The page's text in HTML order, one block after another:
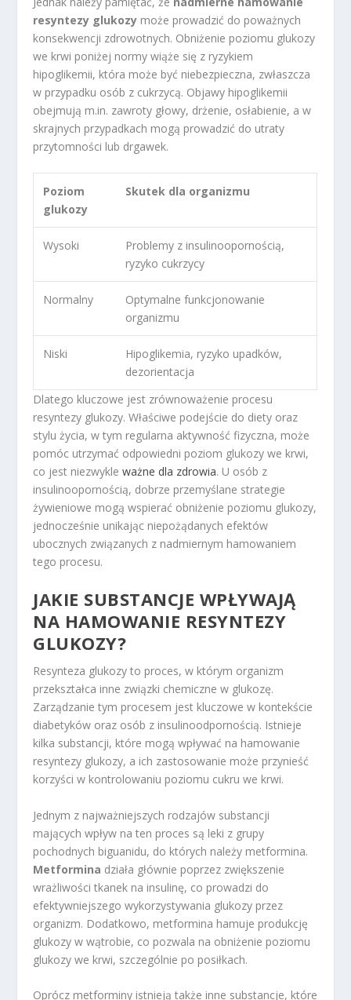
resyntezy glukozy może prowadzić do poważnych
konsekwencji zdrowotnych. Obniżenie poziomu glukozy
we krwi poniżej normy wiąże się z ryzykiem
hipoglikemii, która może być niebezpieczna, zwłaszcza
w przypadku osób z cukrzycą. Objawy hipoglikemii
obejmują m.in. zawroty głowy, drżenie, osłabienie, a w
skrajnych przypadkach mogą prowadzić do utraty
przytomności lub drgawek.
Poziom
glukozy
Skutek dla organizmu
Wysoki
Problemy z insulinoopornością,
ryzyko cukrzycy
Normalny
Optymalne funkcjonowanie
organizmu
Niski
Hipoglikemia, ryzyko upadków,
dezorientacja
Dlatego kluczowe jest zrównoważenie procesu
resyntezy glukozy. Właściwe podejście do diety oraz
stylu życia, w tym regularna aktywność fizyczna, może
pomóc utrzymać odpowiedni poziom glukozy we krwi,
co jest niezwykleważne dla zdrowia. U osób z
insulinoopornością, dobrze przemyślane strategie
żywieniowe mogą wspierać obniżenie poziomu glukozy,
jednocześnie unikając niepożądanych efektów
ubocznych związanych z nadmiernym hamowaniem
tego procesu.
JAKIE SUBSTANCJE WPŁYWAJĄ
NA HAMOWANIE RESYNTEZY
GLUKOZY?
Resynteza glukozy to proces, w którym organizm
przekształca inne związki chemiczne w glukozę.
Zarządzanie tym procesem jest kluczowe w kontekście
diabetyków oraz osób z insulinoodpornością. Istnieje
kilka substancji, które mogą wpływać na hamowanie
resyntezy glukozy, a ich zastosowanie może przynieść
korzyści w kontrolowaniu poziomu cukru we krwi.
Jednym z najważniejszych rodzajów substancji
mających wpływ na ten proces są leki z grupy
pochodnych biguanidu, do których należy metformina.
Metformina działa głównie poprzez zwiększenie
wrażliwości tkanek na insulinę, co prowadzi do
efektywniejszego wykorzystywania glukozy przez
organizm. Dodatkowo, metformina hamuje produkcję
glukozy w wątrobie, co pozwala na obniżenie poziomu
glukozy we krwi, szczególnie po posiłkach.
Oprócz metforminy istnieją także inne substancje, które